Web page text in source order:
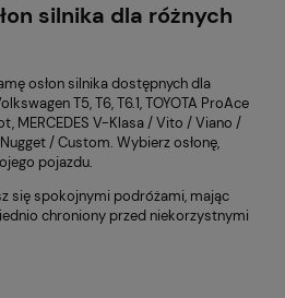
silnika dla różnych
osłon silnika dostępnych dla
T5, T6, T6.1, TOYOTA ProAce
MERCEDES V-Klasa / Vito / Viano /
/ Custom. Wybierz osłonę,
pojazdu.
się spokojnymi podróżami, mając
chroniony przed niekorzystnymi